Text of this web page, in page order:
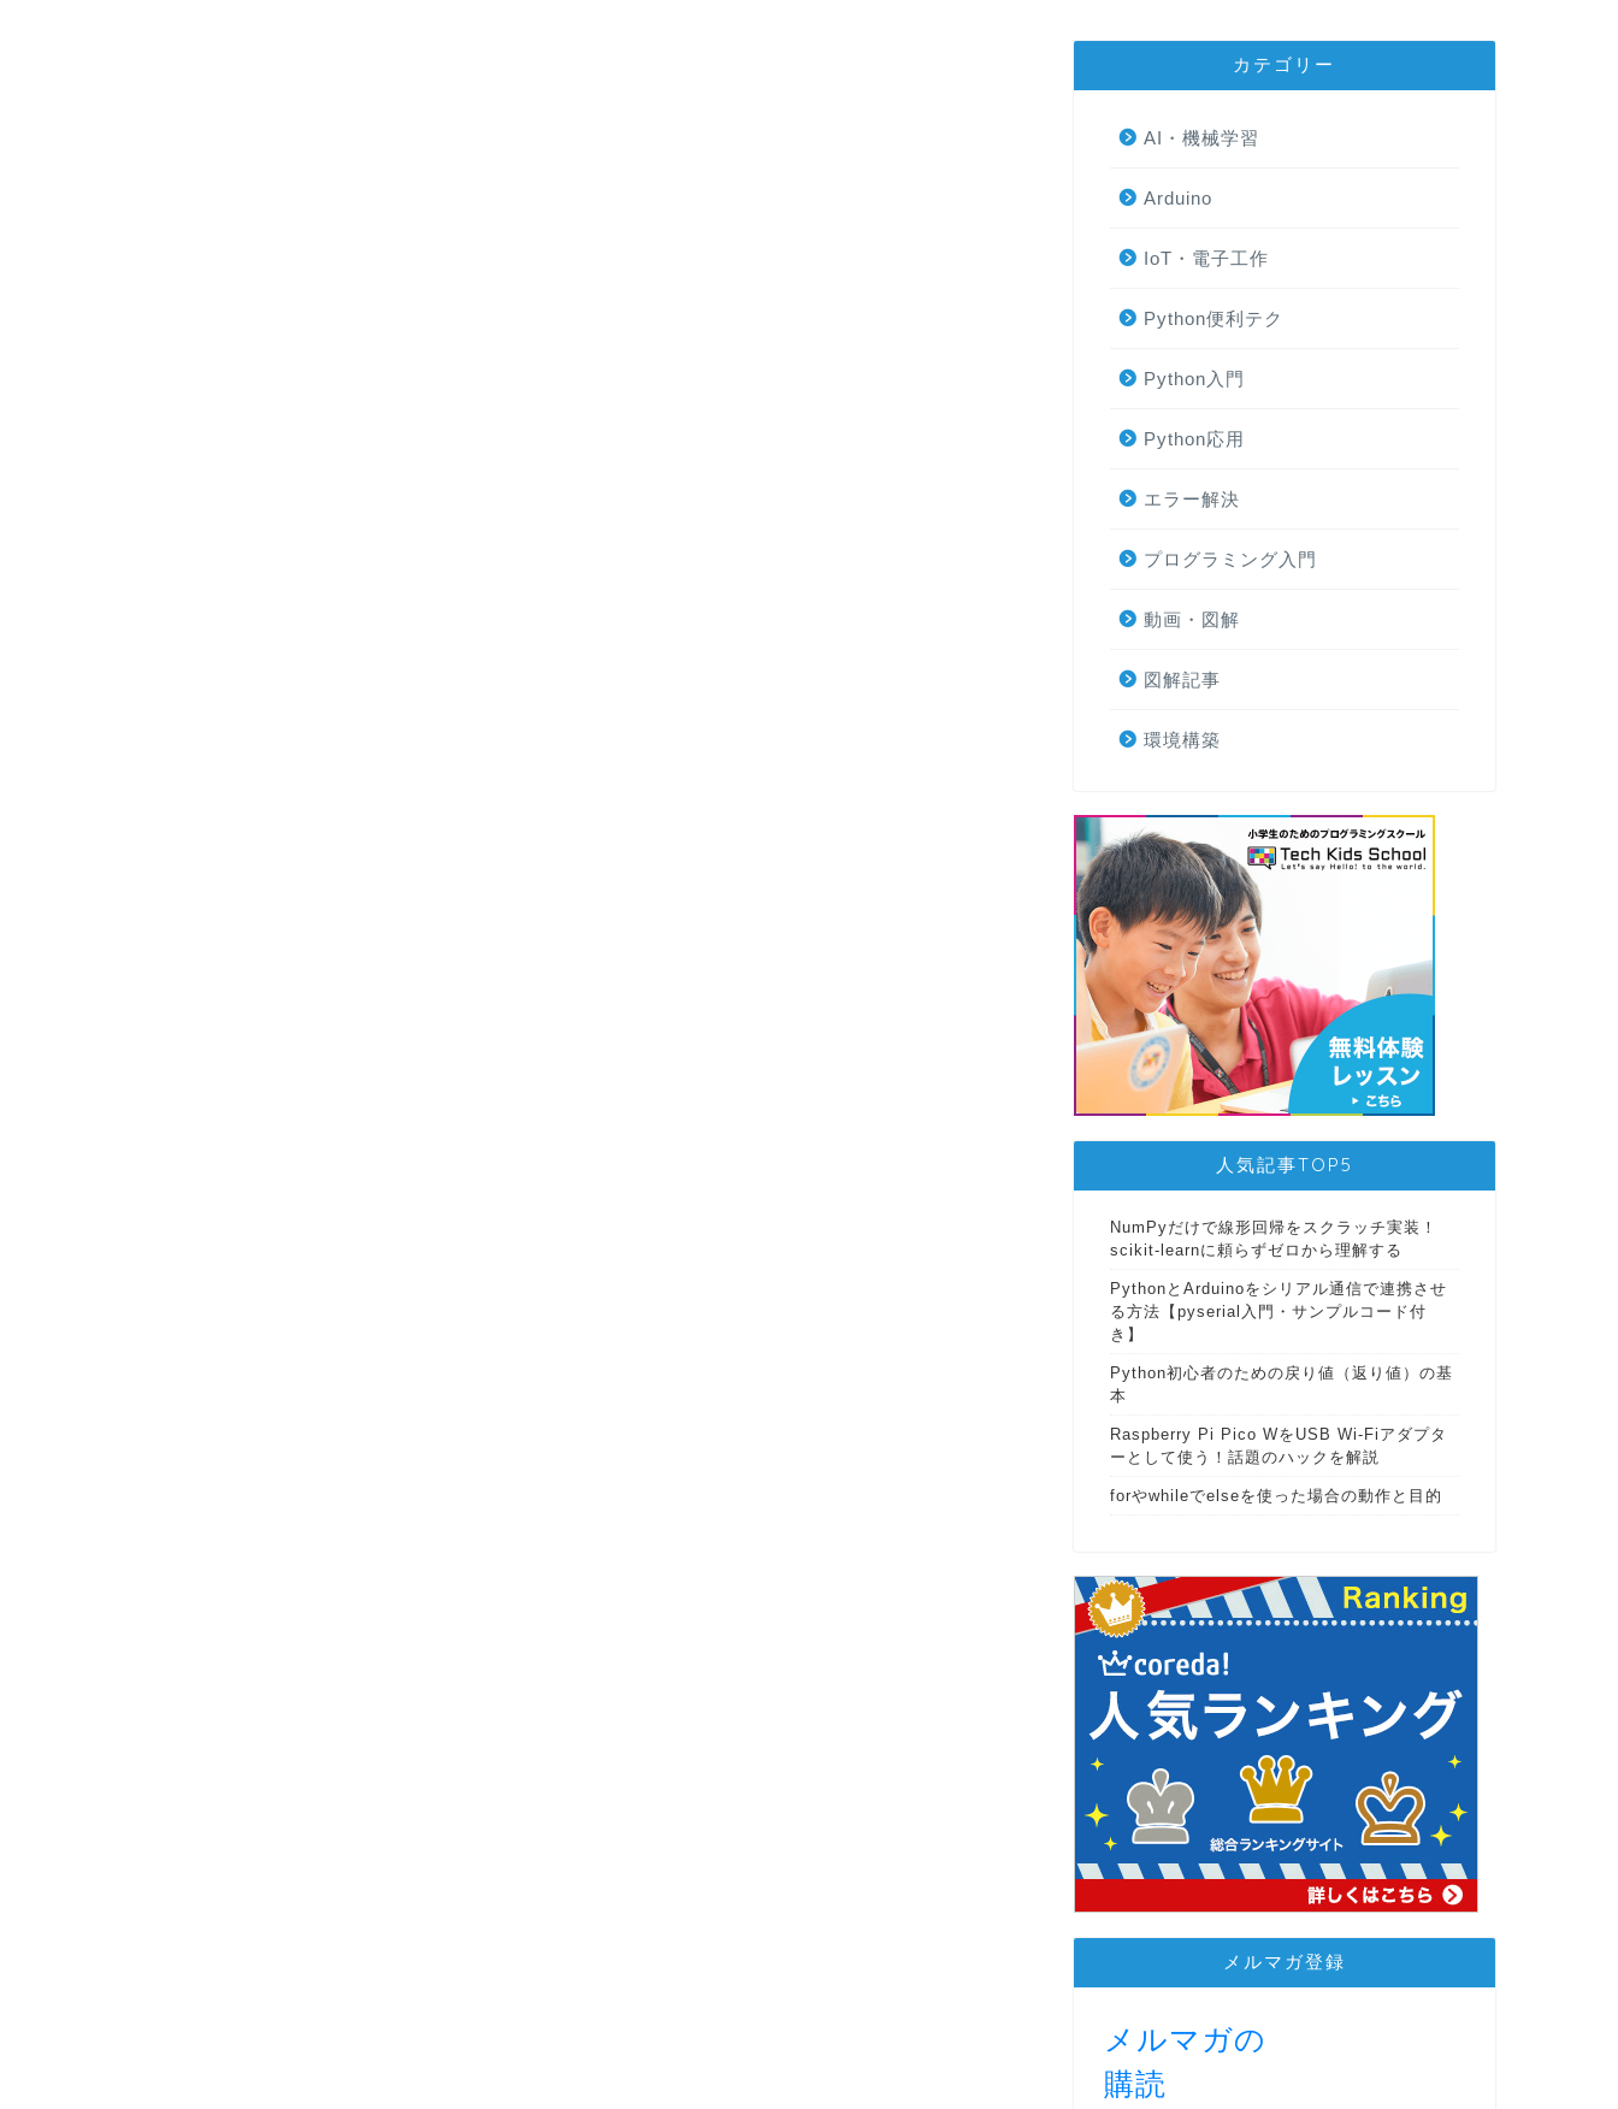
カテゴリー
AI・機械学習
Arduino
IoT・電子工作
Python便利テク
Python入門
Python応用
エラー解決
プログラミング入門
動画・図解
図解記事
環境構築
人気記事TOP5
NumPyだけで線形回帰をスクラッチ実装！
scikit-learnに頼らずゼロから理解する
PythonとArduinoをシリアル通信で連携させ
る方法【pyserial入門・サンプルコード付
き】
Python初心者のための戻り値（返り値）の基
本
Raspberry Pi Pico WをUSB Wi-Fiアダプタ
ーとして使う！話題のハックを解説
forやwhileでelseを使った場合の動作と目的
メルマガ登録
メルマガの
購読